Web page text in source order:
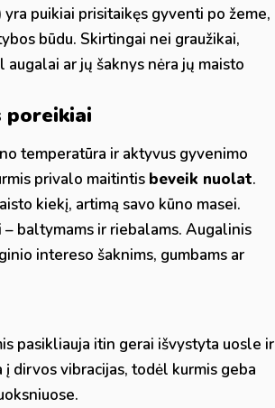
yra puikiai prisitaikęs gyventi po žeme,
būdu. Skirtingai nei graužikai,
augalai ar jų šaknys nėra jų maisto
poreikiai
temperatūra ir aktyvus gyvenimo
privalo maitintis beveik nuolat.
kiekį, artimą savo kūno masei.
baltymams ir riebalams. Augalinis
intereso šaknims, gumbams ar
pasikliauja itin gerai išvystyta uosle ir
dirvos vibracijas, todėl kurmis geba